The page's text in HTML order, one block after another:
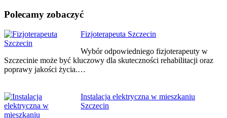
Polecamy zobaczyć
Fizjoterapeuta Szczecin
Wybór odpowiedniego fizjoterapeuty w
Szczecinie może być kluczowy dla skuteczności rehabilitacji oraz
poprawy jakości życia.…
Instalacja elektryczna w mieszkaniu
Szczecin
Nawigacja
wpisu